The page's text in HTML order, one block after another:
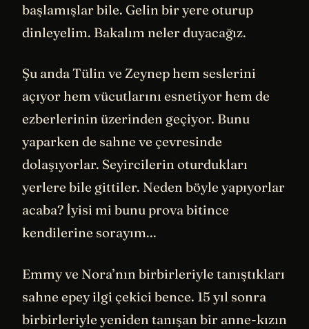
başlamışlar bile. Gelin bir yere oturup
dinleyelim. Bakalım neler duyacağız.
Şu anda Tülin ve Zeynep hem seslerini
açıyor hem vücutlarını esnetiyor hem de
ezberlerinin üzerinden geçiyor. Bunu
yaparken de sahne ve çevresinde
dolaşıyorlar. Seyircilerin oturdukları
yerlere bile gittiler. Neden böyle yapıyorlar
acaba? İyisi mi bunu prova bitince
kendilerine sorayım...
Emmy ve Nora’nın birbirleriyle tanıştıkları
sahne epey ilgi çekici bence. 15 yıl sonra
birbirleriyle yeniden tanışan bir anne-kızın